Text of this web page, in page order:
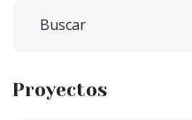
Proyectos